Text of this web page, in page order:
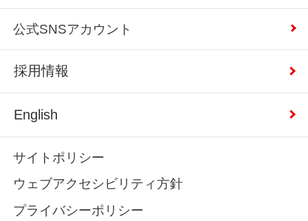
公式SNSアカウント
採用情報
English
サイトポリシー
ウェブアクセシビリティ方針
プライバシーポリシー